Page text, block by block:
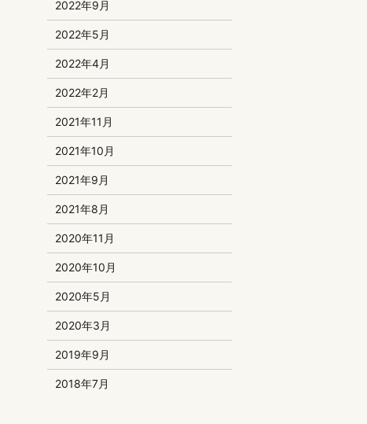
2022年9月
2022年5月
2022年4月
2022年2月
2021年11月
2021年10月
2021年9月
2021年8月
2020年11月
2020年10月
2020年5月
2020年3月
2019年9月
2018年7月